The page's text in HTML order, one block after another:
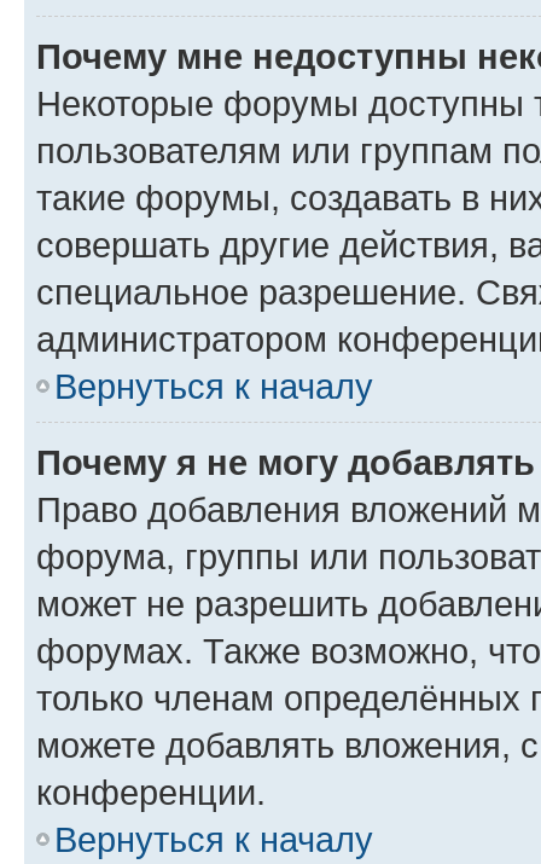
Почему мне недоступны
Некоторые форумы доступны
пользователям или группам
такие форумы, создавать в
совершать другие действия,
специальное разрешение.
администратором
Вернуться к началу
Почему я не могу
Право добавления вложений
форума, группы или
может не разрешить
форумах. Также возможно,
только членам определённых
можете добавлять вложения,
конференции.
Вернуться к началу